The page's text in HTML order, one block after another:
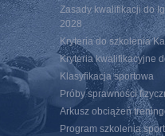
Zasady kwalifikacji do
2028
Kryteria do szkolenia
Kryteria kwalifikacyjne
Klasyfikacja sportowa
Próby sprawności
Arkusz obciążeń
Program szkolenia